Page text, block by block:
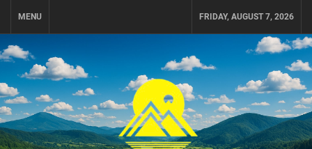
MENU FRIDAY, AUGUST 7, 2026